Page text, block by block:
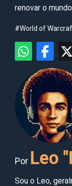
renovar o
#World of
Por Leo
Sou o Leo,